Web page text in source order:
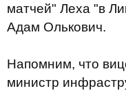
матчей" Леха "в
Адам Олькович.
Напомним, что
министр